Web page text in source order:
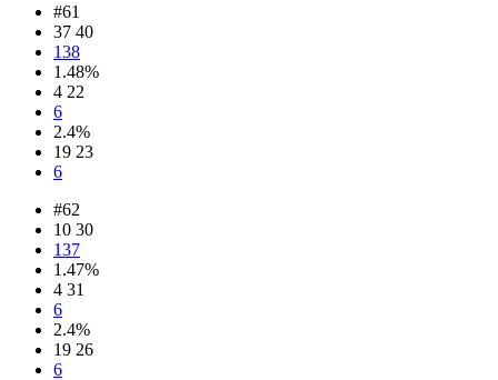
#61
37 40
138
1.48%
4 22
6
2.4%
19 23
6
#62
10 30
137
1.47%
4 31
6
2.4%
19 26
6